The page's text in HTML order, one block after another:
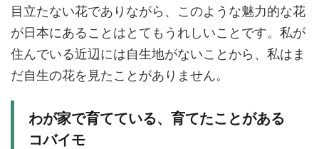
目立たない花でありながら、このような魅力的な花
が日本にあることはとてもうれしいことです。私が
住んでいる近辺には自生地がないことから、私はま
だ自生の花を見たことがありません。
わが家で育てている、育てたことがある
コバイモ